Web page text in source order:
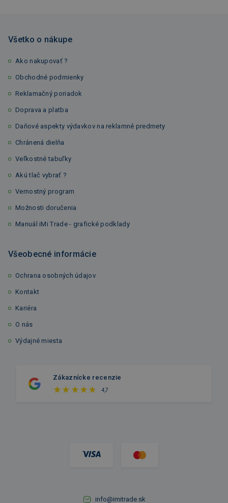
Všetko o nákupe
Ako nakupovať ?
Obchodné podmienky
Reklamačný poriadok
Doprava a platba
Daňové aspekty výdavkov na reklamné predmety
Chránená dielňa
Veľkostné tabuľky
Akú tlač vybrať ?
Vernostný program
Možnosti doručenia
Manuál iMi Trade - grafické podklady
Všeobecné informácie
Ochrana osobných údajov
Kontakt
Kariéra
O nás
Výdajné miesta
Zákaznícke recenzie
4,7
info@imitrade.sk